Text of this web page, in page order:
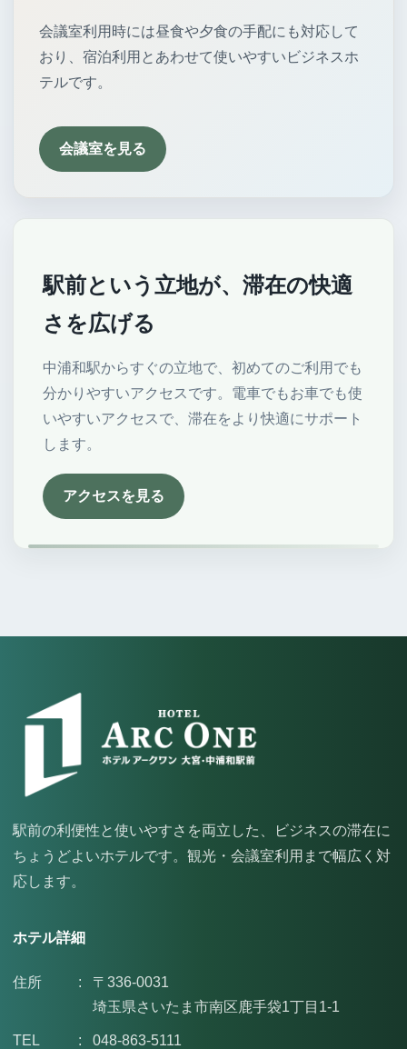
会議室利用時には昼食や夕食の手配にも対応して
おり、宿泊利用とあわせて使いやすいビジネスホ
テルです。
会議室を見る
駅前という立地が、滞在の快適
さを広げる
中浦和駅からすぐの立地で、初めてのご利用でも
分かりやすいアクセスです。電車でもお車でも使
いやすいアクセスで、滞在をより快適にサポート
します。
アクセスを見る
駅前の利便性と使いやすさを両立した、ビジネスの滞在に
ちょうどよいホテルです。観光・会議室利用まで幅広く対
応します。
ホテル詳細
住所 :
〒336-0031
埼玉県さいたま市南区鹿手袋1丁目1-1
TEL : 048-863-5111